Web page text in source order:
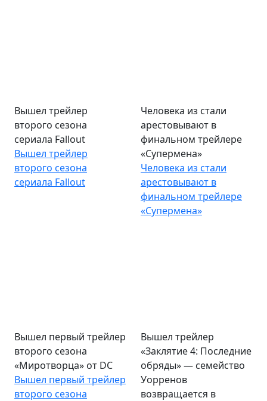
Вышел трейлер
второго сезона
сериала Fallout
Вышел трейлер
второго сезона
сериала Fallout
Человека из стали
арестовывают в
финальном трейлере
«Супермена»
Человека из стали
арестовывают в
финальном трейлере
«Супермена»
Вышел первый трейлер
второго сезона
«Миротворца» от DC
Вышел первый трейлер
второго сезона
Вышел трейлер
«Заклятие 4: Последние
обряды» — семейство
Уорренов
возвращается в